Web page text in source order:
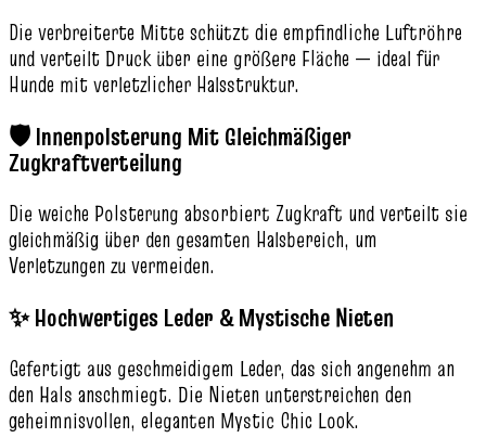
Die verbreiterte Mitte schützt die empfindliche Luftröhre
und verteilt Druck über eine größere Fläche — ideal für
Hunde mit verletzlicher Halsstruktur.
🛡️ Innenpolsterung Mit Gleichmäßiger
Zugkraftverteilung
Die weiche Polsterung absorbiert Zugkraft und verteilt sie
gleichmäßig über den gesamten Halsbereich, um
Verletzungen zu vermeiden.
✨ Hochwertiges Leder & Mystische Nieten
Gefertigt aus geschmeidigem Leder, das sich angenehm an
den Hals anschmiegt. Die Nieten unterstreichen den
geheimnisvollen, eleganten Mystic Chic Look.